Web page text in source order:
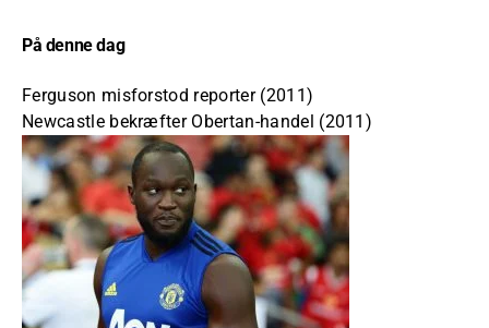
På denne dag
Ferguson misforstod reporter (2011)
Newcastle bekræfter Obertan-handel (2011)